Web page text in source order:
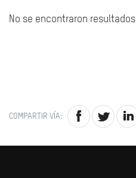
No se encontraron resultados
COMPARTIR VÍA: